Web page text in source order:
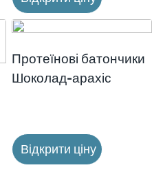
Протеїнові батончики
Шоколад-арахіс
Відкрити ціну